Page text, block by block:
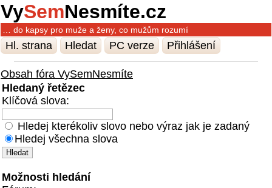
VySemNesmíte.cz
… do kapsy pro muže a ženy, co mužům rozumí
Hl. strana Hledat PC verze Přihlášení
Obsah fóra VySemNesmíte
Hledaný řetězec
Klíčová slova:
Hledej kterékoliv slovo nebo výraz jak je zadaný
Hledej všechna slova
Možnosti hledání